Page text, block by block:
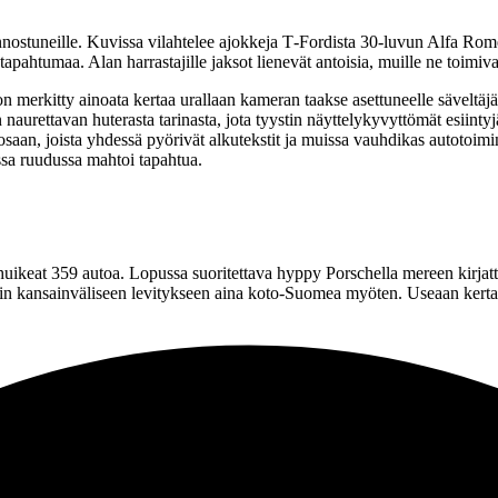
Kuvissa vilahtelee ajokkeja T‑Fordista 30‑luvun Alfa
Alan harrastajille jaksot lienevät antoisia, muille ne
merkitty ainoata kertaa urallaan kameran taakse asettuneelle
huterasta tarinasta, jota tyystin näyttelykyvyttömät
joista yhdessä pyörivät alkutekstit ja muissa vauhdikas
ruudussa mahtoi tapahtua.
359 autoa. Lopussa suoritettava hyppy Porschella mereen
kansainväliseen levitykseen aina koto-Suomea myöten. Useaan